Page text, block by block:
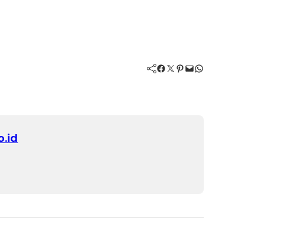
Facebook Twitter Pinterest Mail WhatsApp